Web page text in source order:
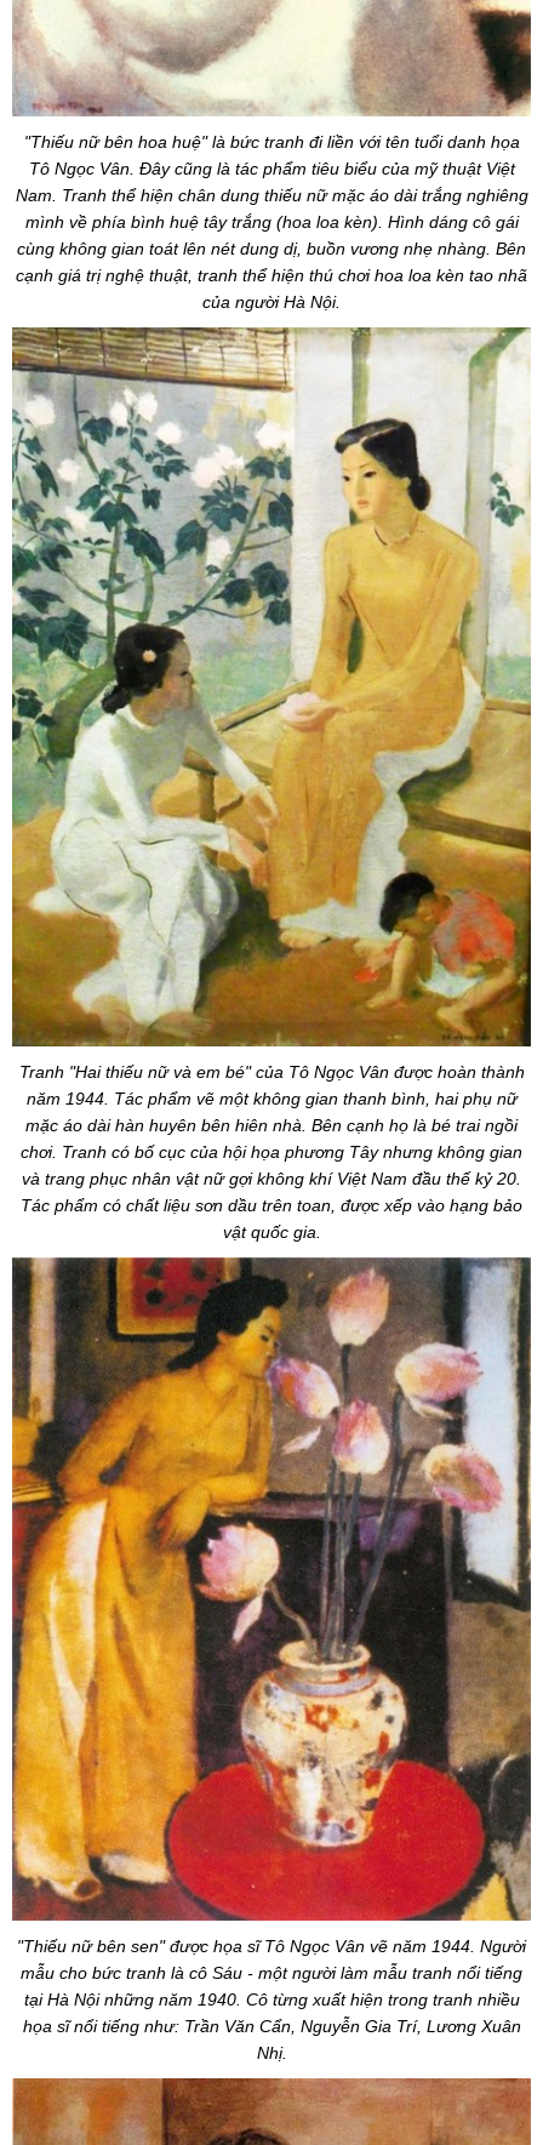
"Thiếu nữ bên hoa huệ" là bức tranh đi liền với tên tuổi danh họa
Tô Ngọc Vân. Đây cũng là tác phẩm tiêu biểu của mỹ thuật Việt
Nam. Tranh thể hiện chân dung thiếu nữ mặc áo dài trắng nghiêng
mình về phía bình huệ tây trắng (hoa loa kèn). Hình dáng cô gái
cùng không gian toát lên nét dung dị, buồn vương nhẹ nhàng. Bên
cạnh giá trị nghệ thuật, tranh thể hiện thú chơi hoa loa kèn tao nhã
của người Hà Nội.
Tranh "Hai thiếu nữ và em bé" của Tô Ngọc Vân được hoàn thành
năm 1944. Tác phẩm vẽ một không gian thanh bình, hai phụ nữ
mặc áo dài hàn huyên bên hiên nhà. Bên cạnh họ là bé trai ngồi
chơi. Tranh có bố cục của hội họa phương Tây nhưng không gian
và trang phục nhân vật nữ gợi không khí Việt Nam đầu thế kỷ 20.
Tác phẩm có chất liệu sơn dầu trên toan, được xếp vào hạng bảo
vật quốc gia.
"Thiếu nữ bên sen" được họa sĩ Tô Ngọc Vân vẽ năm 1944. Người
mẫu cho bức tranh là cô Sáu - một người làm mẫu tranh nổi tiếng
tại Hà Nội những năm 1940. Cô từng xuất hiện trong tranh nhiều
họa sĩ nổi tiếng như: Trần Văn Cẩn, Nguyễn Gia Trí, Lương Xuân
Nhị.